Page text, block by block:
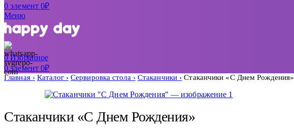
0элемент 0₽
Меню
0Избранное
0элемент 0₽
Главная Каталог Сервировка стола Стаканчики Стаканчики «С Днем Рождения»
Стаканчики «С Днем Рождения»